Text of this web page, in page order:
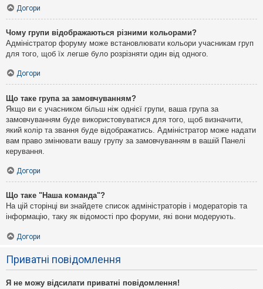
Догори
Чому групи відображаються різними кольорами?
Адміністратор форуму може встановлювати кольори учасникам груп
для того, щоб їх легше було розрізняти один від одного.
Догори
Що таке група за замовчуванням?
Якщо ви є учасником більш ніж однієї групи, ваша група за
замовчуванням буде використовуватися для того, щоб визначити,
який колір та звання буде відображатись. Адміністратор може надати
вам право змінювати вашу групу за замовчуванням в вашій Панелі
керування.
Догори
Що таке "Наша команда"?
На цій сторінці ви знайдете список адміністраторів і модераторів та
інформацію, таку як відомості про форуми, які вони модерують.
Догори
Приватні повідомлення
Я не можу відсилати приватні повідомлення!